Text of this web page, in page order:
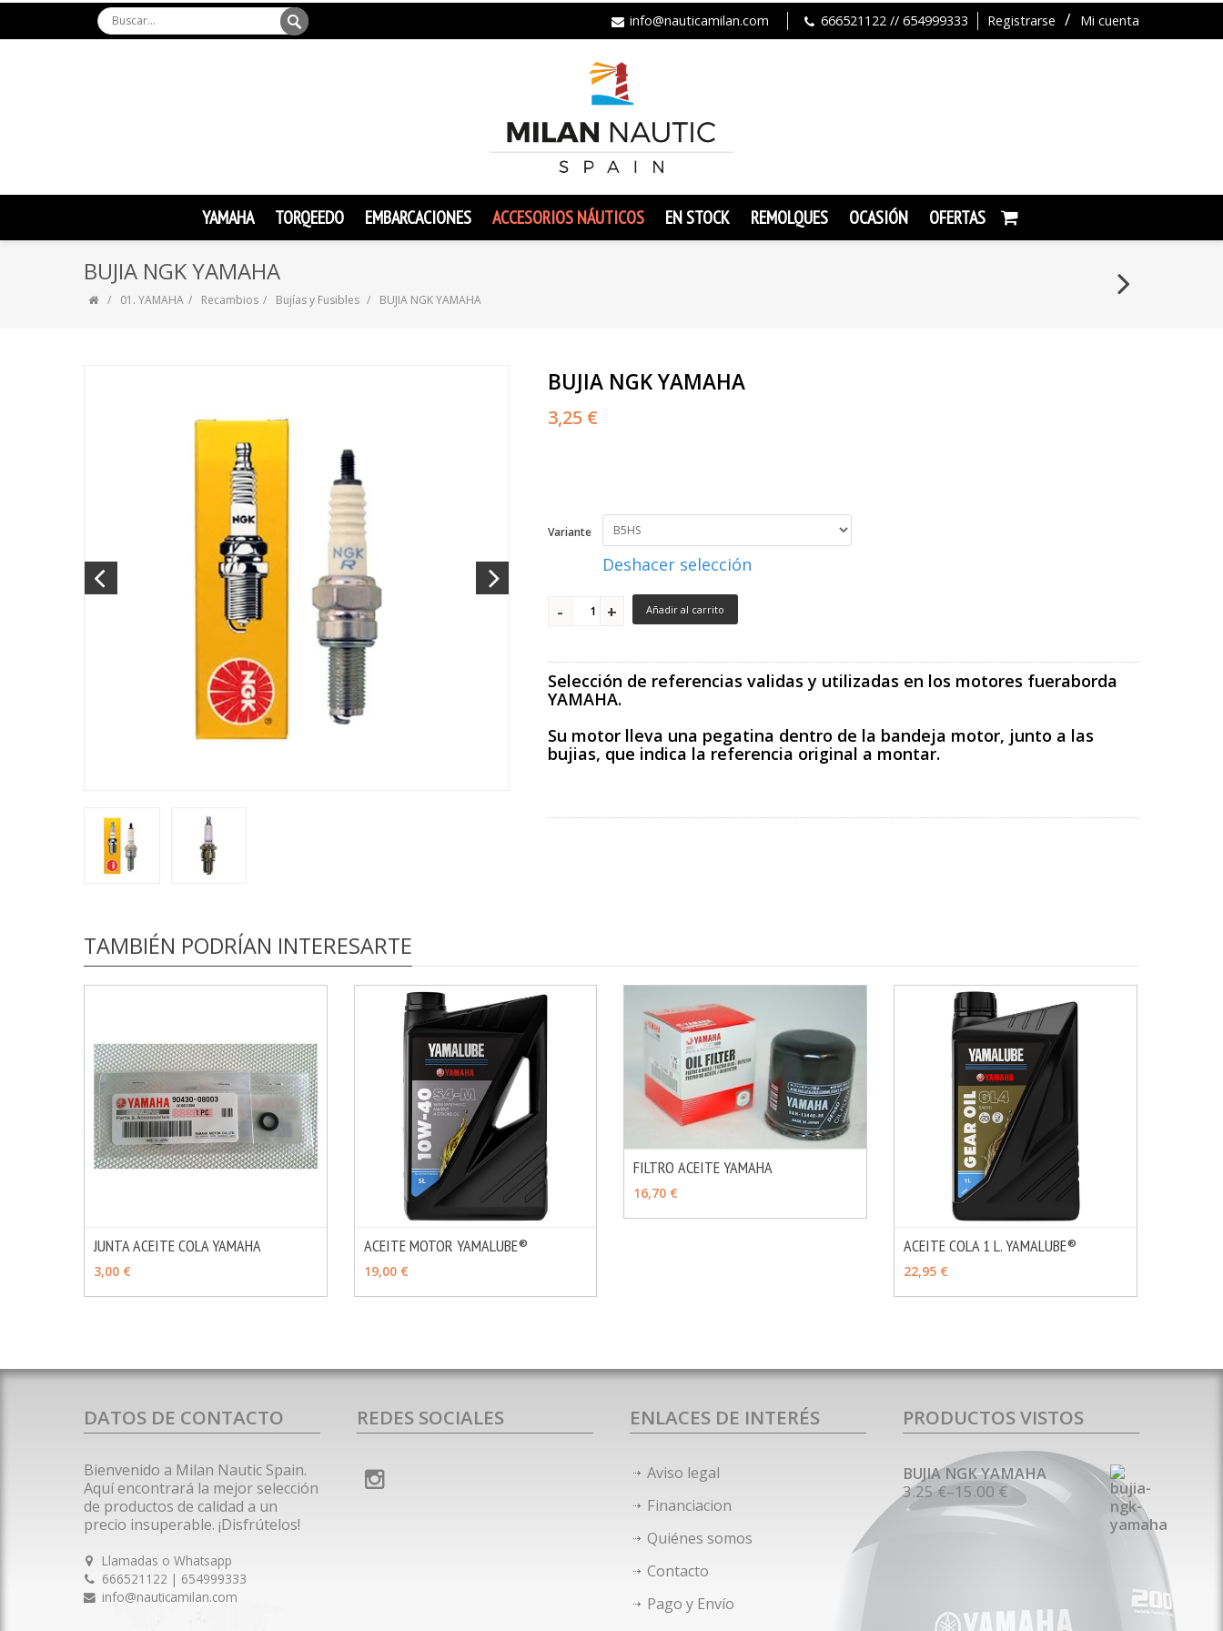
Registrarse Mi cuenta
info@nauticamilan.com 666521122 // 654999333
YAMAHA TORQEEDO EMBARCACIONES ACCESORIOS NÁUTICOS EN STOCK REMOLQUES OCASIÓN OFERTAS
BUJIA NGK YAMAHA
01. YAMAHA Recambios Bujías y Fusibles BUJIA NGK YAMAHA
BUJIA NGK YAMAHA
3,25 €
Variante
Deshacer selección
Añadir al carrito
Selección de referencias validas y utilizadas en los motores fueraborda
YAMAHA.
Su motor lleva una pegatina dentro de la bandeja motor, junto a las
bujias, que indica la referencia original a montar.
TAMBIÉN PODRÍAN INTERESARTE
JUNTA ACEITE COLA YAMAHA
3,00 €
ACEITE MOTOR YAMALUBE®
19,00 €
FILTRO ACEITE YAMAHA
16,70 €
ACEITE COLA 1 L. YAMALUBE®
22,95 €
DATOS DE CONTACTO
Bienvenido a Milan Nautic Spain.
Aquí encontrará la mejor selección
de productos de calidad a un
precio insuperable. ¡Disfrútelos!
Llamadas o Whatsapp
666521122 | 654999333
info@nauticamilan.com
REDES SOCIALES ENLACES DE INTERÉS
Aviso legal
Financiacion
Quiénes somos
Contacto
Pago y Envío
PRODUCTOS VISTOS
BUJIA NGK YAMAHA
3.25 €–15.00 €